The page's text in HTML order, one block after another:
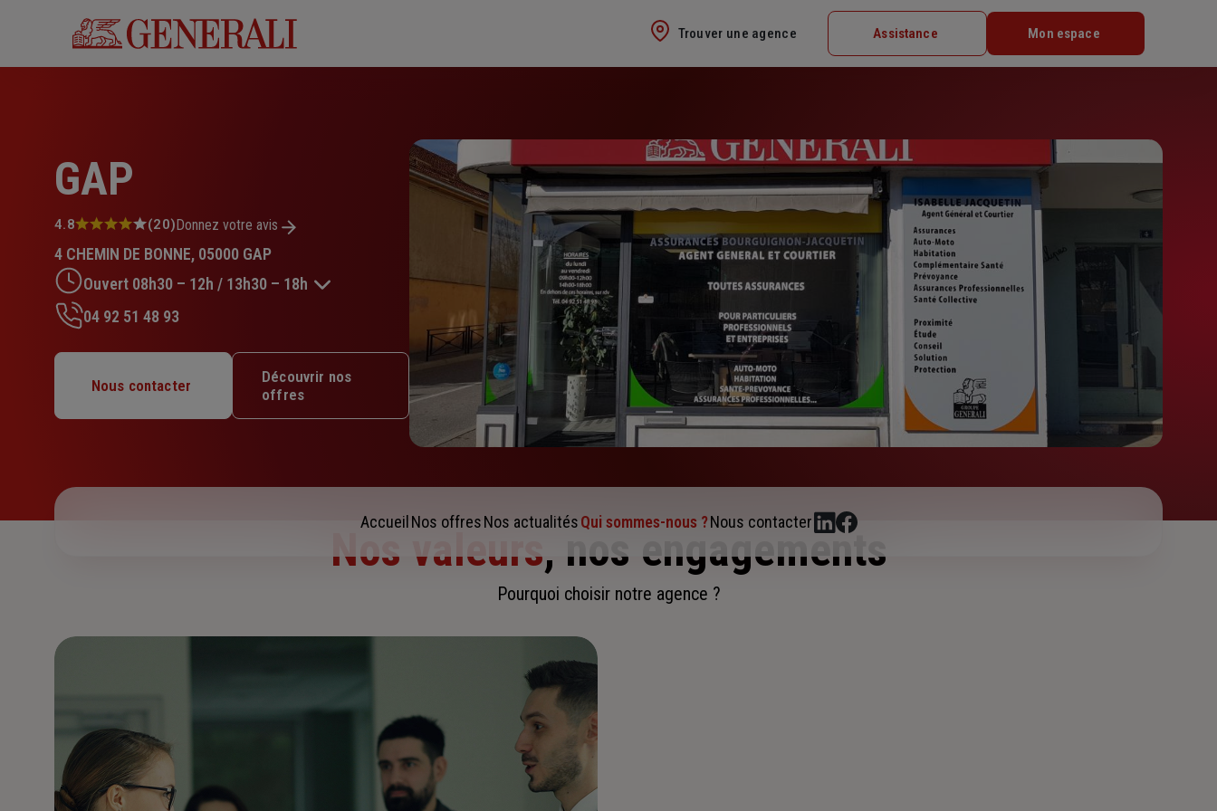
Trouver une agence Assistance Mon espace
GAP
Note
4.8
sur
5
étoiles
4.8 (20)Donnez votre avis
4 CHEMIN DE BONNE, 05000 GAP
Ouvert 08h30 – 12h / 13h30 – 18h
Mardi : 08h30 – 12h / 13h30 – 18h
Mercredi : 08h30 – 12h / 13h30 – 18h
Jeudi : 08h30 – 12h / 13h30 – 18h
04 92 51 48 93
Nous contacter
Découvrir nos
offres
Accueil Nos offresNos actualitésQui sommes-nous ?Nous contacter
Nos valeurs, nos engagements
Pourquoi choisir notre agence ?